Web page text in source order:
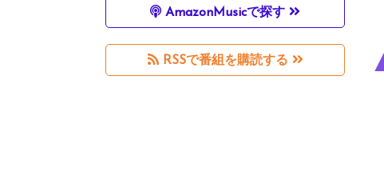
AmazonMusicで探す
RSSで番組を購読する